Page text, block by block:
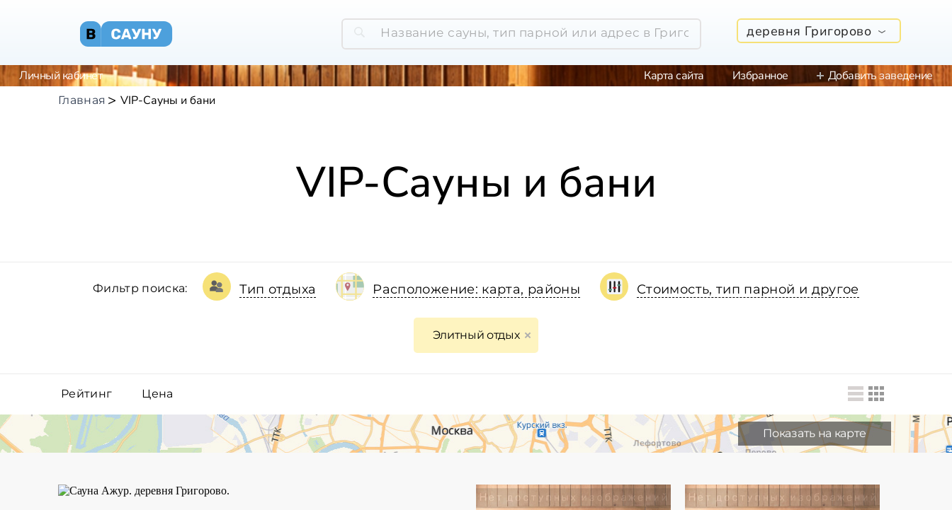
деревня Григорово
Личный кабинет Карта сайта Избранное Добавить заведение
Главная VIP-Сауны и бани
VIP-Сауны и бани
Фильтр поиска: Тип отдыха Расположение: карта, районы Стоимость, тип парной и другое
Элитный отдых
Рейтинг Цена
Показать на карте